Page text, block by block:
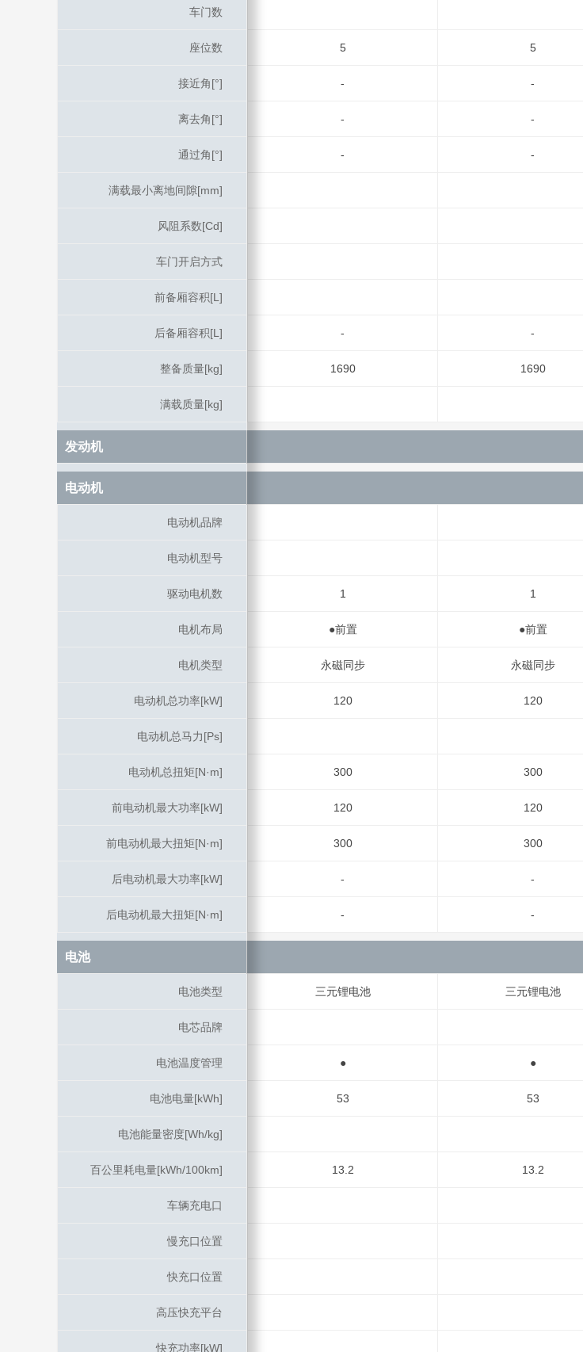
车门数
座位数 5 5
接近角[°] - -
离去角[°] - -
通过角[°] - -
满载最小离地间隙[mm]
风阻系数[Cd]
车门开启方式
前备厢容积[L]
后备厢容积[L] - -
整备质量[kg] 1690 1690
满载质量[kg]
发动机
电动机
电动机品牌
电动机型号
驱动电机数 1 1
电机布局 ●前置 ●前置
电机类型 永磁同步 永磁同步
电动机总功率[kW] 120 120
电动机总马力[Ps]
电动机总扭矩[N·m] 300 300
前电动机最大功率[kW] 120 120
前电动机最大扭矩[N·m] 300 300
后电动机最大功率[kW] - -
后电动机最大扭矩[N·m] - -
电池
电池类型 三元锂电池 三元锂电池
电芯品牌
电池温度管理 ● ●
电池电量[kWh] 53 53
电池能量密度[Wh/kg]
百公里耗电量[kWh/100km] 13.2 13.2
车辆充电口
慢充口位置
快充口位置
高压快充平台
快充功率[kW]
车门数
座位数
接近角[°]
离去角[°]
通过角[°]
满载最小离地间隙[mm]
风阻系数[Cd]
车门开启方式
前备厢容积[L]
后备厢容积[L]
整备质量[kg]
满载质量[kg]
发动机
电动机
电动机品牌
电动机型号
驱动电机数
电机布局
电机类型
电动机总功率[kW]
电动机总马力[Ps]
电动机总扭矩[N·m]
前电动机最大功率[kW]
前电动机最大扭矩[N·m]
后电动机最大功率[kW]
后电动机最大扭矩[N·m]
电池
电池类型
电芯品牌
电池温度管理
电池电量[kWh]
电池能量密度[Wh/kg]
百公里耗电量[kWh/100km]
车辆充电口
慢充口位置
快充口位置
高压快充平台
快充功率[kW]